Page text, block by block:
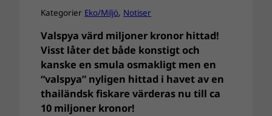
Kategorier Eko/Miljö, Notiser
Valspya värd miljoner kronor hittad!
Visst låter det både konstigt och
kanske en smula osmakligt men en
“valspya” nyligen hittad i havet av en
thailändsk fiskare värderas nu till ca
10 miljoner kronor!